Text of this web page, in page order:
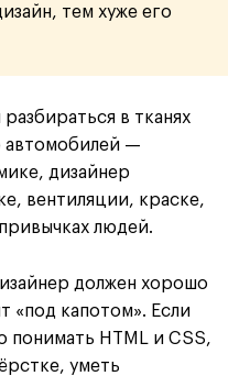
тем хуже его
в тканях
автомобилей —
дизайнер
вентиляции, краске,
людей.
должен хорошо
«под капотом». Если
понимать HTML и CSS,
уметь